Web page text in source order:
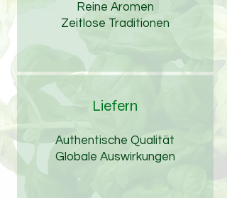
Reine Aromen
Zeitlose Traditionen
Liefern
Authentische Qualität
Globale Auswirkungen